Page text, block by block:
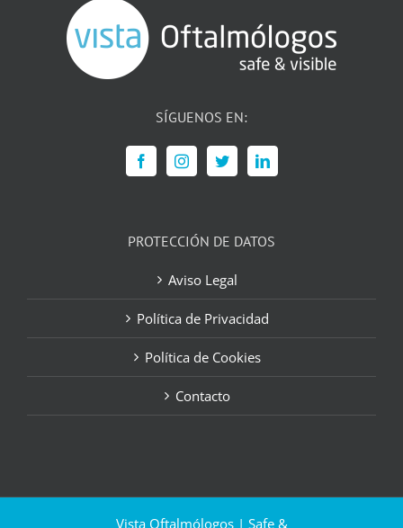
SÍGUENOS EN:
PROTECCIÓN DE DATOS
Aviso Legal
Política de Privacidad
Política de Cookies
Contacto
Vista Oftalmólogos | Safe &